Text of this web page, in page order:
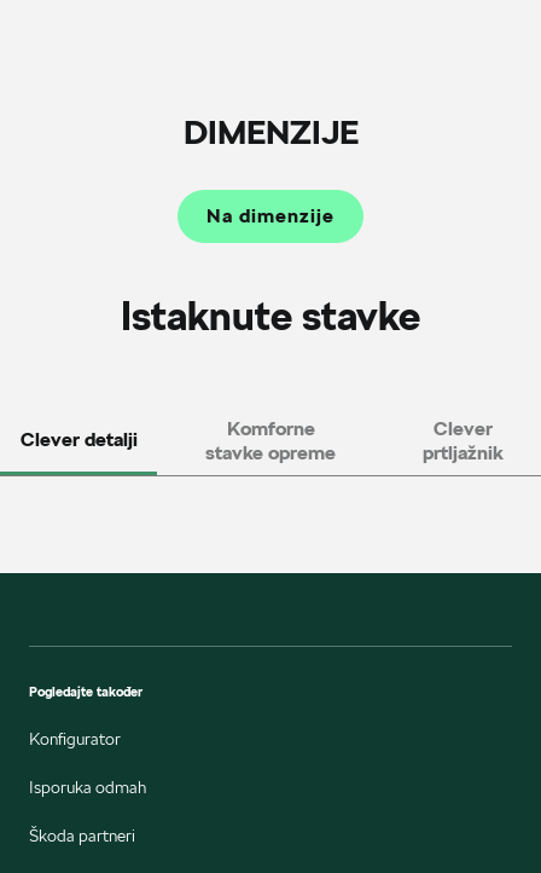
DIMENZIJE
Na dimenzije
Istaknute stavke
Clever detalji
Komforne
stavke opreme
Clever
prtljažnik
Pogledajte također
Konfigurator
Isporuka odmah
Škoda partneri